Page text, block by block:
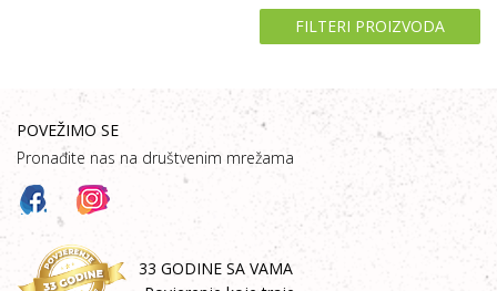
FILTERI PROIZVODA
POVEŽIMO SE
Pronađite nas na društvenim mrežama
33 GODINE SA VAMA